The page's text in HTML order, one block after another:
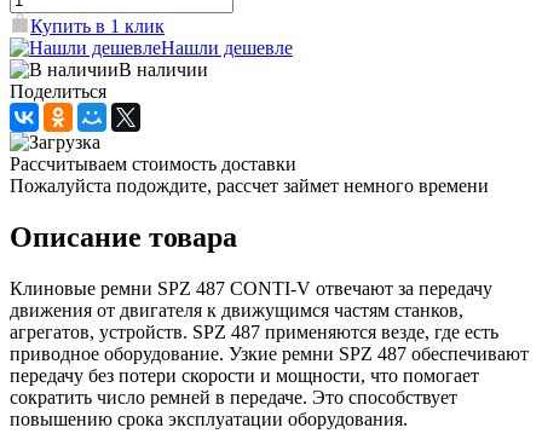
Купить в 1 клик
Нашли дешевле
В наличии
Поделиться
Рассчитываем стоимость доставки
Пожалуйста подождите, рассчет займет немного времени
Описание товара
Клиновые ремни SPZ 487 CONTI-V отвечают за передачу
движения от двигателя к движущимся частям станков,
агрегатов, устройств. SPZ 487 применяются везде, где есть
приводное оборудование. Узкие ремни SPZ 487 обеспечивают
передачу без потери скорости и мощности, что помогает
сократить число ремней в передаче. Это способствует
повышению срока эксплуатации оборудования.